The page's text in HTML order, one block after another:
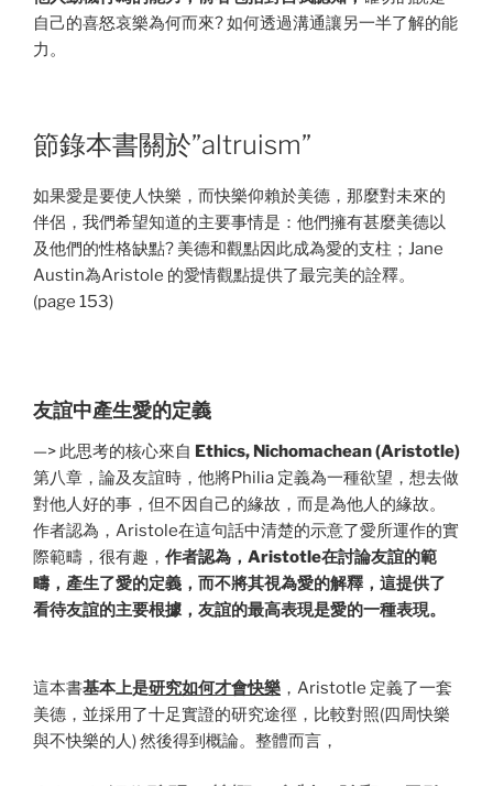
自己的喜怒哀樂為何而來? 如何透過溝通讓另一半了解的能
力。
節錄本書關於”altruism”
如果愛是要使人快樂，而快樂仰賴於美德，那麼對未來的
伴侶，我們希望知道的主要事情是：他們擁有甚麼美德以
及他們的性格缺點? 美德和觀點因此成為愛的支柱；Jane
Austin為Aristole 的愛情觀點提供了最完美的詮釋。
(page 153)
友誼中產生愛的定義
—> 此思考的核心來自 Ethics, Nichomachean (Aristotle)
第八章，論及友誼時，他將Philia 定義為一種欲望，想去做
對他人好的事，但不因自己的緣故，而是為他人的緣故。
作者認為，Aristole在這句話中清楚的示意了愛所運作的實
際範疇，很有趣， 作者認為，Aristotle在討論友誼的範
疇，產生了愛的定義，而不將其視為愛的解釋，這提供了
看待友誼的主要根據，友誼的最高表現是愛的一種表現。
這本書基本上是研究如何才會快樂 ，Aristotle 定義了一套
美德，並採用了十足實證的研究途徑，比較對照(四周快樂
與不快樂的人) 然後得到概論。整體而言，